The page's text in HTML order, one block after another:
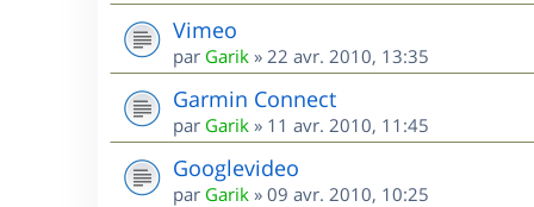
Vimeo
par Garik » 22 avr. 2010, 13:35
Garmin Connect
par Garik » 11 avr. 2010, 11:45
Googlevideo
par Garik » 09 avr. 2010, 10:25